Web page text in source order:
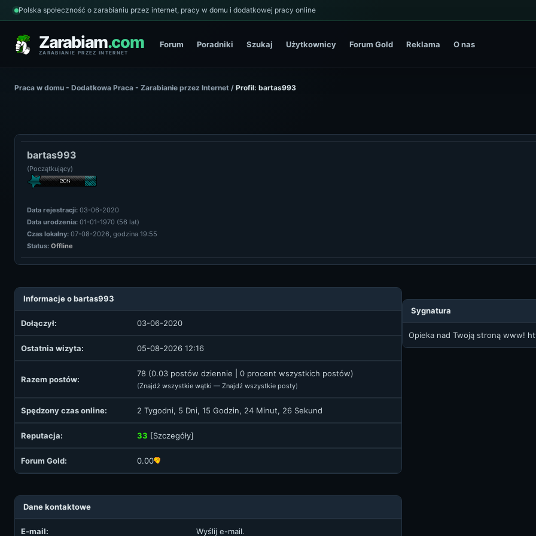
Polska społeczność o zarabianiu przez internet, pracy w domu i dodatkowej pracy online
Zarabiam.com
ZARABIANIE PRZEZ INTERNET
Forum Poradniki Szukaj Użytkownicy Forum Gold Reklama O nas
Praca w domu - Dodatkowa Praca - Zarabianie przez Internet / Profil: bartas993
bartas993
(Początkujący)
Data rejestracji: 03-06-2020
Data urodzenia: 01-01-1970 (56 lat)
Czas lokalny: 07-08-2026, godzina 19:55
Status: Offline
Informacje o bartas993
Dołączył: 03-06-2020
Ostatnia wizyta: 05-08-2026 12:16
Razem postów:
78 (0.03 postów dziennie | 0 procent wszystkich postów)
(Znajdź wszystkie wątki — Znajdź wszystkie posty)
Spędzony czas online: 2 Tygodni, 5 Dni, 15 Godzin, 24 Minut, 26 Sekund
Reputacja: 33 [Szczegóły]
Forum Gold: 0.00
Dane kontaktowe
E-mail: Wyślij e-mail.
Sygnatura
Opieka nad Twoją stroną www!